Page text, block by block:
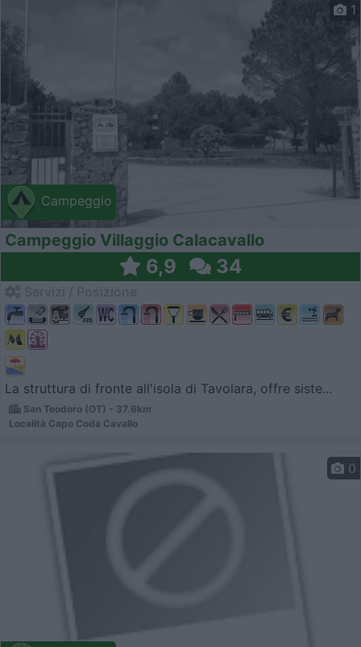
Campeggio
1
Campeggio Villaggio Calacavallo
6,9 34
La struttura di fronte all'isola di Tavolara, offre siste...
San Teodoro (OT) - 37.6km
Località Capo Coda Cavallo
0